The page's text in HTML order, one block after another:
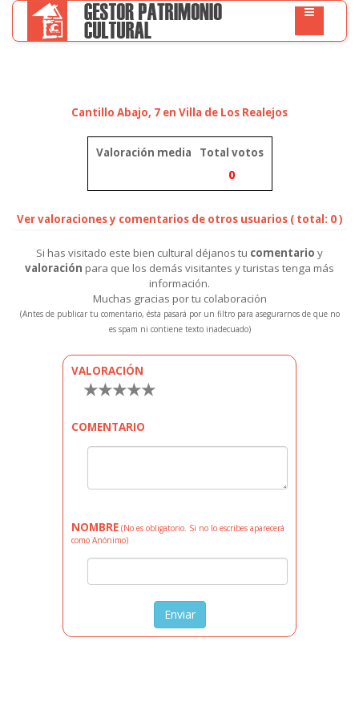
Cantillo Abajo, 7 en Villa de Los Realejos
Valoración media
Total votos
0
Ver valoraciones y comentarios de otros usuarios ( total: 0 )
Si has visitado este bien cultural déjanos tu comentario y
valoración para que los demás visitantes y turistas tenga más
información.
Muchas gracias por tu colaboración
(Antes de publicar tu comentario, ésta pasará por un filtro para asegurarnos de que no
es spam ni contiene texto inadecuado)
VALORACIÓN
★
★
★
★
★
COMENTARIO
NOMBRE (No es obligatorio. Si no lo escribes aparecerá
como Anónimo)
Enviar